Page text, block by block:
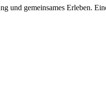
und gemeinsames Erleben.